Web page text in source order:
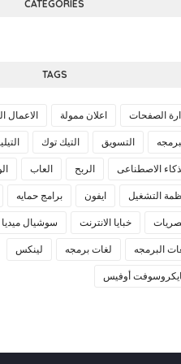
CATEGORIES
TAGS
الصفحات اعلان ممولة
الاعمال
التسويق التيك توك
الاصطناعى
الربح العاب
التشغيل
ايفون برامج حمايه
خبايا الانترنت سوشيال ميديا
البرمجه
لغات برمجه
لينكس
أوفيس